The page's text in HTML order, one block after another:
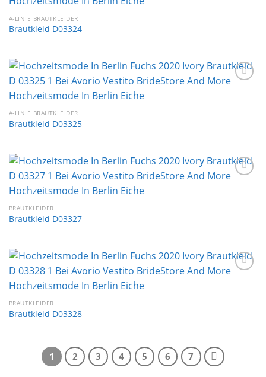
A-LINIE BRAUTKLEIDER
Brautkleid D03324
A-LINIE BRAUTKLEIDER
Brautkleid D03325
BRAUTKLEIDER
Brautkleid D03327
BRAUTKLEIDER
Brautkleid D03328
1 2 3 4 5 6 7